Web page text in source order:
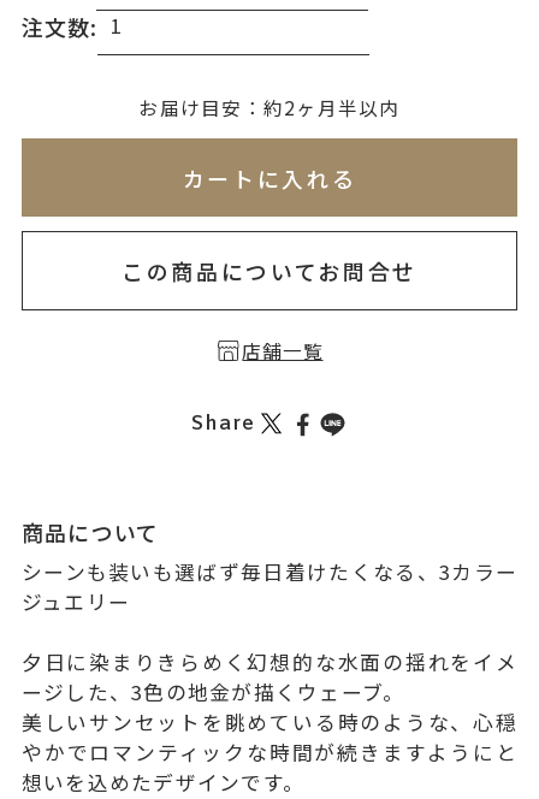
注文数:
(刻印について)※必ず選択ください
お届け目安：約2ヶ月半以内
カートに入れる
この商品についてお問合せ
店舗一覧
Share
商品について
シーンも装いも選ばず毎日着けたくなる、3カラー
ジュエリー
夕日に染まりきらめく幻想的な水面の揺れをイメ
ージした、3色の地金が描くウェーブ。
美しいサンセットを眺めている時のような、心穏
やかでロマンティックな時間が続きますようにと
想いを込めたデザインです。